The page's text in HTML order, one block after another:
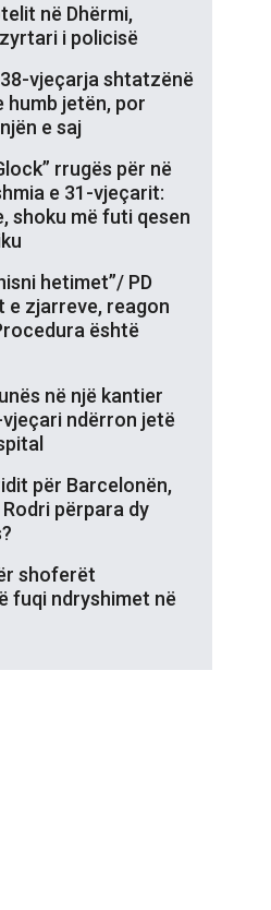
në Dhërmi,
i policisë
vjeçarja shtatzënë
humb jetën, por
e saj
rrugës për në
e 31-vjeçarit:
shoku më futi qesen
hetimet”/ PD
e zjarreve, reagon
është
në një kantier
ndërron jetë
për Barcelonën,
përpara dy
shoferët
fuqi ndryshimet në